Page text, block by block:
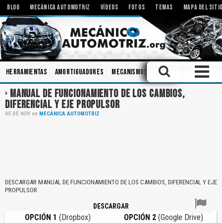
BLOG MECÁNICA AUTOMOTRIZ VÍDEOS FOTOS TEMAS MAPA DEL
Herramientas Amortiguadores Mecanismos Aceites Pistones
MANUAL DE FUNCIONAMIENTO DE LOS CAMBIOS,
DIFERENCIAL Y EJE PROPULSOR
05 DE NOV en MECÁNICA AUTOMOTRIZ
DESCARGAR MANUAL DE FUNCIONAMIENTO DE LOS CAMBIOS, DIFERENCIAL Y EJE
PROPULSOR
DESCARGAR
OPCIÓN 1 (Dropbox) OPCIÓN 2 (Google Drive)